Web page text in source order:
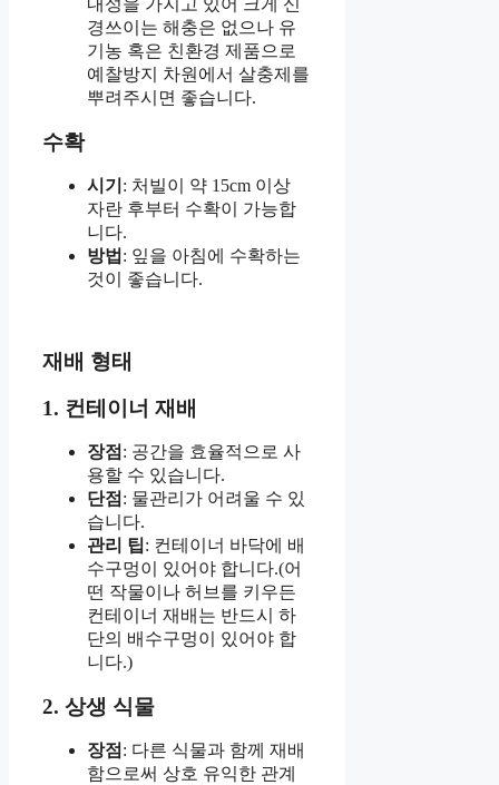
경쓰이는 해충은 없으나 유
기농 혹은 친환경 제품으로
예찰방지 차원에서 살충제를
뿌려주시면 좋습니다.
수확
시기 : 처빌이 약 15cm 이상
자란 후부터 수확이 가능합
니다.
방법 : 잎을 아침에 수확하는
것이 좋습니다.
재배 형태
1. 컨테이너 재배
장점 : 공간을 효율적으로 사
용할 수 있습니다.
단점 : 물관리가 어려울 수 있
습니다.
관리 팁: 컨테이너 바닥에 배
수구멍이 있어야 합니다.(어
떤 작물이나 허브를 키우든
컨테이너 재배는 반드시 하
단의 배수구멍이 있어야 합
니다.)
2. 상생 식물
장점 : 다른 식물과 함께 재배
함으로써 상호 유익한 관계